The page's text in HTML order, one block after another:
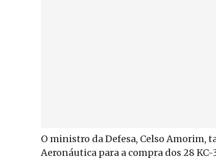
O ministro da Defesa, Celso Amorim,
Aeronáutica para a compra dos 28